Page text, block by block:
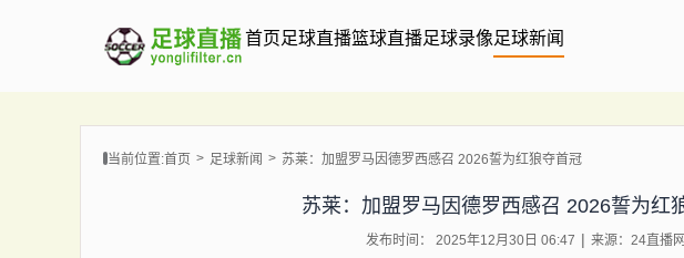
首页足球直播篮球直播足球录像足球新闻
当前位置:首页 足球新闻 苏莱：加盟罗马因德罗西感召 2026誓为红狼夺首冠
苏莱：加盟罗马因德罗西感召 2026誓为红
发布时间： 2025年12月30日 06:47 来源：24直播网